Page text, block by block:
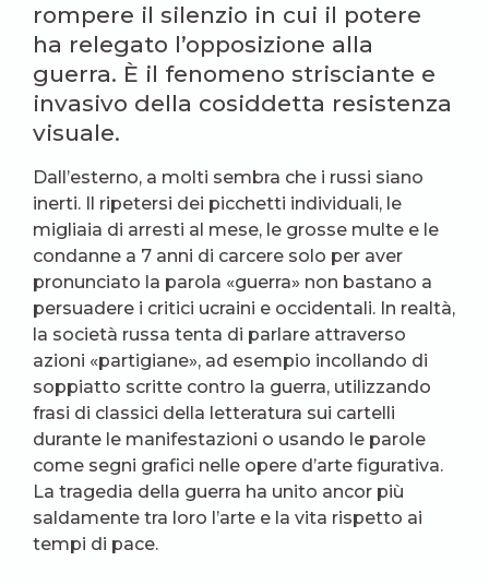
rompere il silenzio in cui il potere
ha relegato l’opposizione alla
guerra. È il fenomeno strisciante e
invasivo della cosiddetta resistenza
visuale.
Dall’esterno, a molti sembra che i russi siano
inerti. Il ripetersi dei picchetti individuali, le
migliaia di arresti al mese, le grosse multe e le
condanne a 7 anni di carcere solo per aver
pronunciato la parola «guerra» non bastano a
persuadere i critici ucraini e occidentali. In realtà,
la società russa tenta di parlare attraverso
azioni «partigiane», ad esempio incollando di
soppiatto scritte contro la guerra, utilizzando
frasi di classici della letteratura sui cartelli
durante le manifestazioni o usando le parole
come segni grafici nelle opere d’arte figurativa.
La tragedia della guerra ha unito ancor più
saldamente tra loro l’arte e la vita rispetto ai
tempi di pace.